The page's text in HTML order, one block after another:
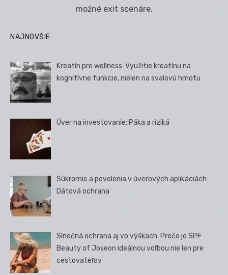
možné exit scenáre.
NAJNOVŠIE
Kreatín pre wellness: Využitie kreatínu na
kognitívne funkcie, nielen na svalovú hmotu
Úver na investovanie: Páka a riziká
Súkromie a povolenia v úverových aplikáciách:
Dátová ochrana
Slnečná ochrana aj vo výškach: Prečo je SPF
Beauty of Joseon ideálnou voľbou nie len pre
cestovateľov